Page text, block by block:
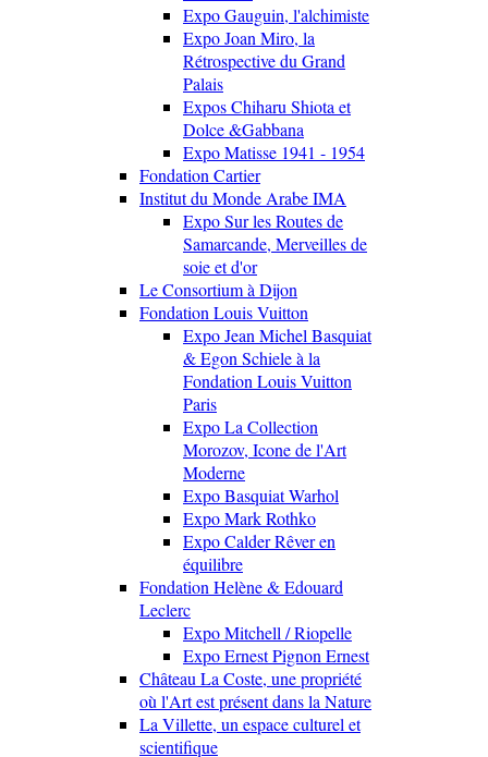
Expo Gauguin, l'alchimiste
Expo Joan Miro, la
Rétrospective du Grand
Palais
Expos Chiharu Shiota et
Dolce &Gabbana
Expo Matisse 1941 - 1954
Fondation Cartier
Institut du Monde Arabe IMA
Expo Sur les Routes de
Samarcande, Merveilles de
soie et d'or
Le Consortium à Dijon
Fondation Louis Vuitton
Expo Jean Michel Basquiat
& Egon Schiele à la
Fondation Louis Vuitton
Paris
Expo La Collection
Morozov, Icone de l'Art
Moderne
Expo Basquiat Warhol
Expo Mark Rothko
Expo Calder Rêver en
équilibre
Fondation Helène & Edouard
Leclerc
Expo Mitchell / Riopelle
Expo Ernest Pignon Ernest
Château La Coste, une propriété
où l'Art est présent dans la Nature
La Villette, un espace culturel et
scientifique